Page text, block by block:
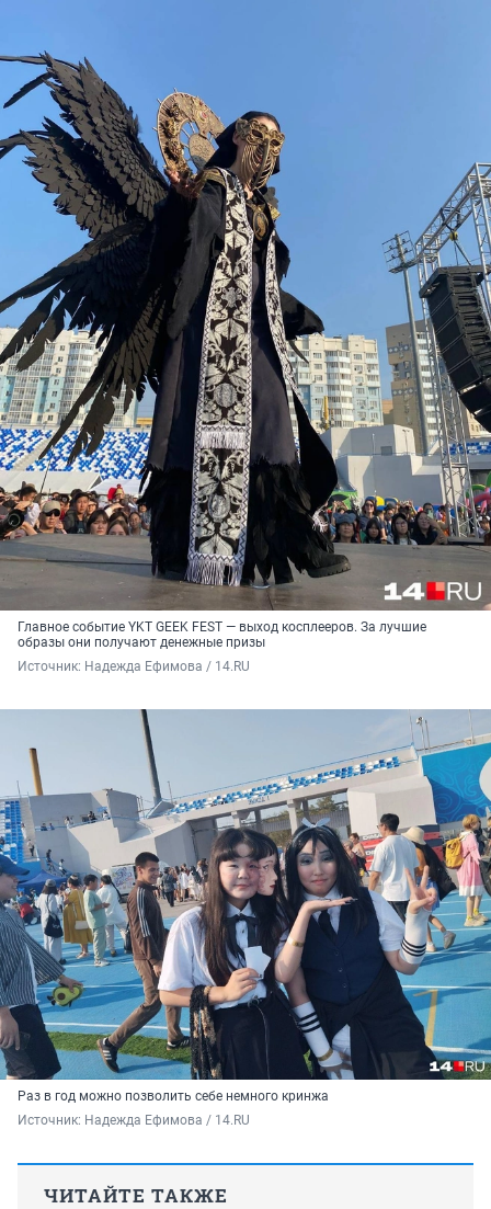
Главное событие YKT GEEK FEST — выход косплееров. За лучшие
образы они получают денежные призы
Источник: Надежда Ефимова / 14.RU
Раз в год можно позволить себе немного кринжа
Источник: Надежда Ефимова / 14.RU
ЧИТАЙТЕ ТАКЖЕ